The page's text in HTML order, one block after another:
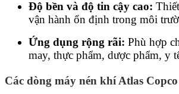
Độ bền và độ tin cậy cao:
vận hành ổn định trong môi
Ứng dụng rộng rãi: Phù hợp
may, thực phẩm, dược phẩm, y
Các dòng máy nén khí Atlas